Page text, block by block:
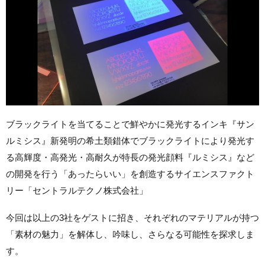
ブラックライトを当てることで鮮やかに発光するインキ『サン
ルミシス』新発明の希土類錯体でブラックライトにより発光す
る高輝度・高発光・高耐久が特長の発光顔料『ルミシス』など
の開発を行う「あったらいい」を創造するサイエンスファクト
リー「セントラルテクノ株式会社」
今回は以上の3社をゲストに招き、それぞれのマテリアルが持つ
「素材の魅力」を解体し、吟味し、さらなる可能性を探求しま
す。